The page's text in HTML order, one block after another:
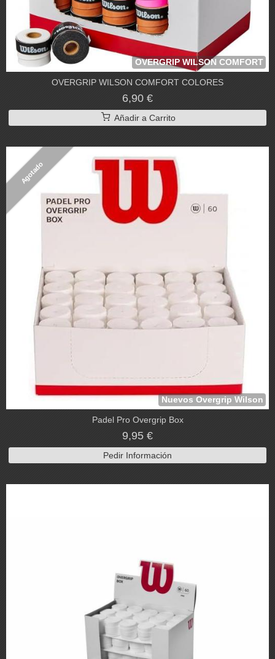
OVERGRIP WILSON COMFORT
OVERGRIP WILSON COMFORT COLORES
6,90 €
Añadir a Carrito
Agotado
Nuevos Overgrip Wilson
Padel Pro Overgrip Box
9,95 €
Pedir Información